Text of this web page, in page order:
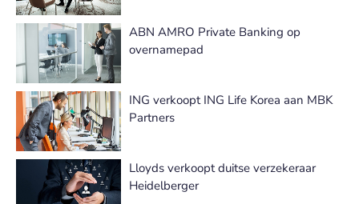
ABN AMRO Private Banking op
overnamepad
ING verkoopt ING Life Korea aan MBK
Partners
Lloyds verkoopt duitse verzekeraar
Heidelberger